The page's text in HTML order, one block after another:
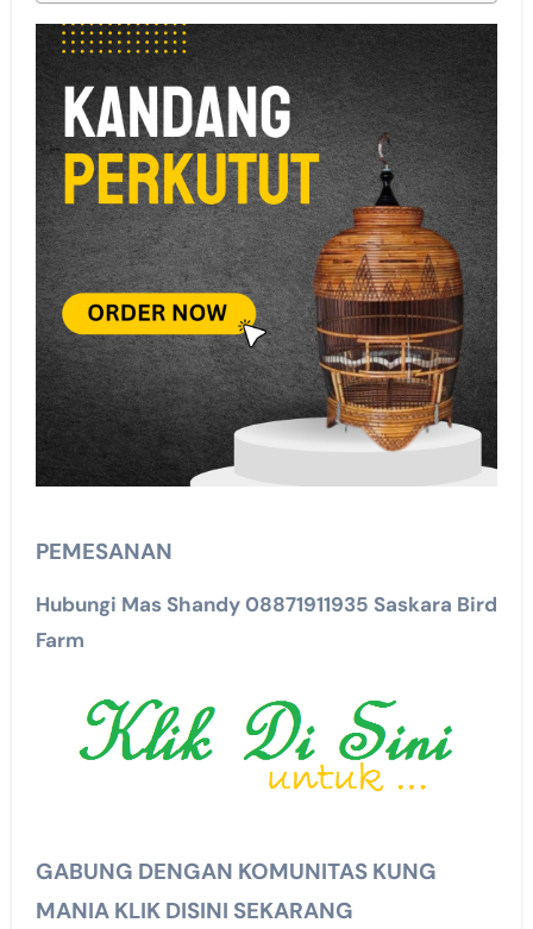
PEMESANAN
Hubungi Mas Shandy 08871911935 Saskara Bird
Farm
GABUNG DENGAN KOMUNITAS KUNG
MANIA KLIK DISINI SEKARANG